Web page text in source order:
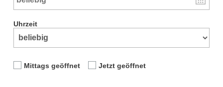
Uhrzeit
Mittags geöffnet Jetzt geöffnet